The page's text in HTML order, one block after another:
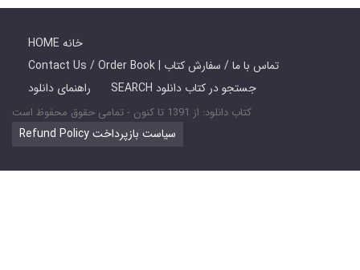
HOME خانه
Contact Us / Order Book | تماس با ما / سفارش کتاب
راهنمای دانلود
SEARCH جستجو در کتاب دانلود
کتاب دانلود: از 1391 تا کنون - تمامی حقوق محفوظ است
Refund Policy سیاست بازپرداخت